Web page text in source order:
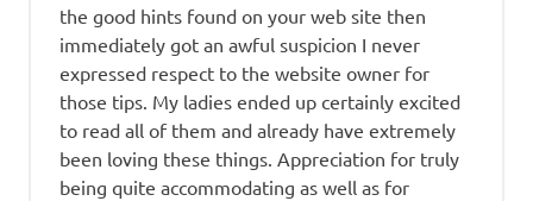
the good hints found on your web site then
immediately got an awful suspicion I never
expressed respect to the website owner for
those tips. My ladies ended up certainly excited
to read all of them and already have extremely
been loving these things. Appreciation for truly
being quite accommodating as well as for